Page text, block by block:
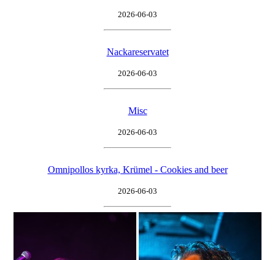
2026-06-03
Nackareservatet
2026-06-03
Misc
2026-06-03
Omnipollos kyrka, Krümel - Cookies and beer
2026-06-03